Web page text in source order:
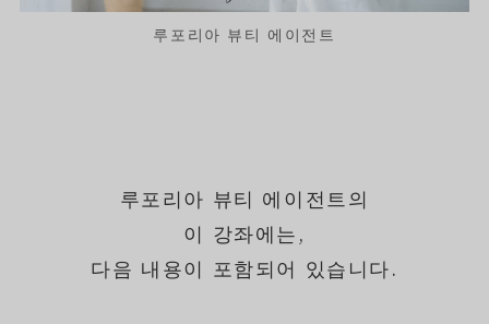
루포리아 뷰티 에이전트
루포리아 뷰티 에이전트의
이 강좌에는,
다음 내용이 포함되어 있습니다.